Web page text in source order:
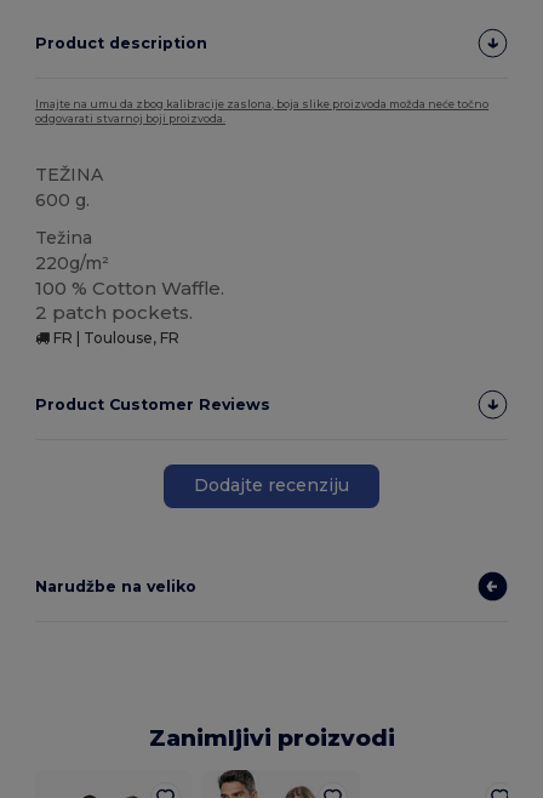
Product description
Imajte na umu da zbog kalibracije zaslona, boja slike proizvoda možda neće točno
odgovarati stvarnoj boji proizvoda.
TEŽINA
600 g.
Težina
220g/m²
100 % Cotton Waffle.
2 patch pockets.
FR | Toulouse, FR
Product Customer Reviews
Dodajte recenziju
Narudžbe na veliko
Zanimljivi proizvodi